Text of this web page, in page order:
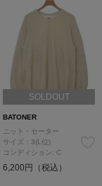
SOLDOUT
BATONER
ニット・セーター
サイズ：3(L位)
コンディション: C
6,200円（税込）